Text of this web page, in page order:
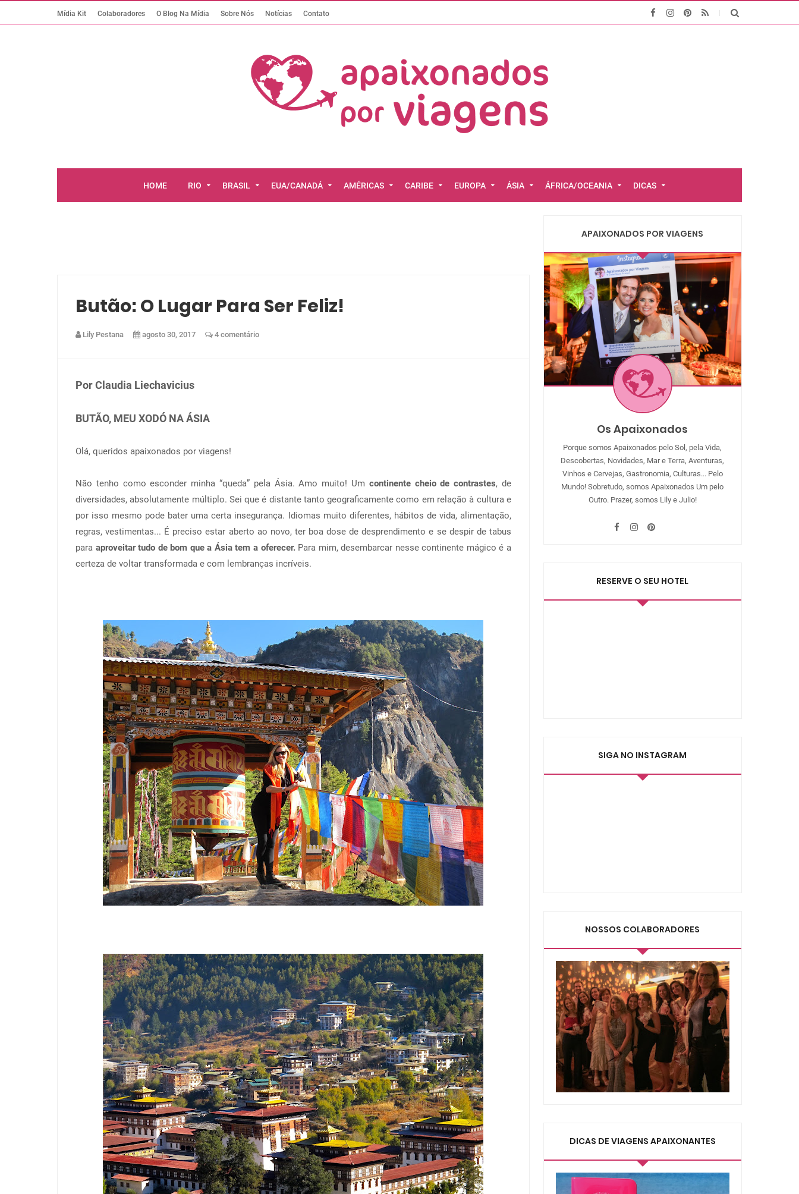
Mídia Kit Colaboradores O Blog Na Mídia Sobre Nós Notícias Contato
HOME RIO BRASIL EUA/CANADÁ AMÉRICAS CARIBE EUROPA ÁSIA ÁFRICA/OCEANIA DICAS
Butão: O Lugar Para Ser Feliz!
Lily Pestana agosto 30, 2017 4 comentário
Por Claudia Liechavicius
BUTÃO, MEU XODÓ NA ÁSIA
Olá, queridos apaixonados por viagens!
Não tenho como esconder minha “queda” pela Ásia. Amo muito! Um continente cheio de contrastes, de
diversidades, absolutamente múltiplo. Sei que é distante tanto geograficamente como em relação à cultura e
por isso mesmo pode bater uma certa insegurança. Idiomas muito diferentes, hábitos de vida, alimentação,
regras, vestimentas... É preciso estar aberto ao novo, ter boa dose de desprendimento e se despir de tabus
para aproveitar tudo de bom que a Ásia tem a oferecer.Para mim, desembarcar nesse continente mágico é a
certeza de voltar transformada e com lembranças incríveis.
APAIXONADOS POR VIAGENS
Os Apaixonados
Porque somos Apaixonados pelo Sol, pela Vida,
Descobertas, Novidades, Mar e Terra, Aventuras,
Vinhos e Cervejas, Gastronomia, Culturas... Pelo
Mundo! Sobretudo, somos Apaixonados Um pelo
Outro. Prazer, somos Lily e Julio!
RESERVE O SEU HOTEL
SIGA NO INSTAGRAM
NOSSOS COLABORADORES
DICAS DE VIAGENS APAIXONANTES